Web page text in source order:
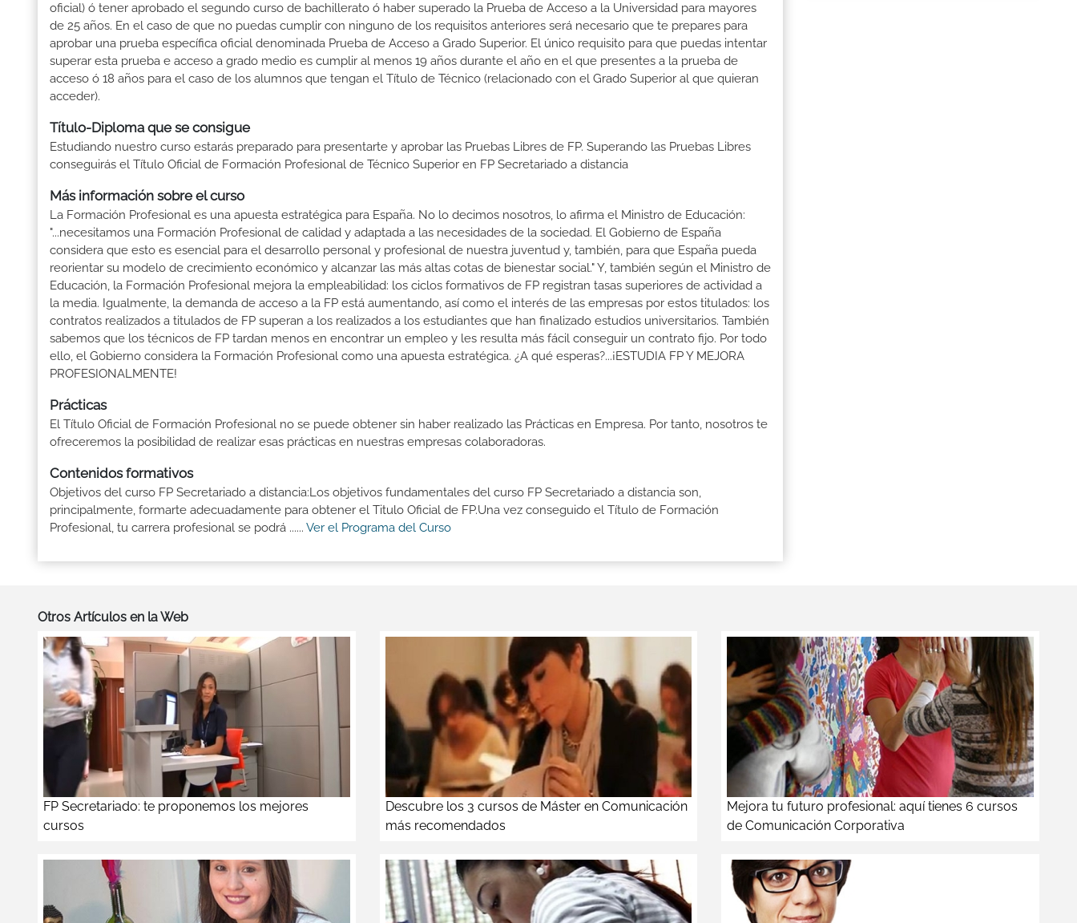
oficial) ó tener aprobado el segundo curso de bachillerato ó haber superado la Prueba de Acceso a la Universidad para mayores
de 25 años. En el caso de que no puedas cumplir con ninguno de los requisitos anteriores será necesario que te prepares para
aprobar una prueba específica oficial denominada Prueba de Acceso a Grado Superior. El único requisito para que puedas intentar
superar esta prueba e acceso a grado medio es cumplir al menos 19 años durante el año en el que presentes a la prueba de
acceso ó 18 años para el caso de los alumnos que tengan el Título de Técnico (relacionado con el Grado Superior al que quieran
acceder).
Título-Diploma que se consigue
Estudiando nuestro curso estarás preparado para presentarte y aprobar las Pruebas Libres de FP. Superando las Pruebas Libres
conseguirás el Título Oficial de Formación Profesional de Técnico Superior en FP Secretariado a distancia
Más información sobre el curso
La Formación Profesional es una apuesta estratégica para España. No lo decimos nosotros, lo afirma el Ministro de Educación:
"...necesitamos una Formación Profesional de calidad y adaptada a las necesidades de la sociedad. El Gobierno de España
considera que esto es esencial para el desarrollo personal y profesional de nuestra juventud y, también, para que España pueda
reorientar su modelo de crecimiento económico y alcanzar las más altas cotas de bienestar social." Y, también según el Ministro de
Educación, la Formación Profesional mejora la empleabilidad: los ciclos formativos de FP registran tasas superiores de actividad a
la media. Igualmente, la demanda de acceso a la FP está aumentando, así como el interés de las empresas por estos titulados: los
contratos realizados a titulados de FP superan a los realizados a los estudiantes que han finalizado estudios universitarios. También
sabemos que los técnicos de FP tardan menos en encontrar un empleo y les resulta más fácil conseguir un contrato fijo. Por todo
ello, el Gobierno considera la Formación Profesional como una apuesta estratégica. ¿A qué esperas?...¡ESTUDIA FP Y MEJORA
PROFESIONALMENTE!
Prácticas
El Título Oficial de Formación Profesional no se puede obtener sin haber realizado las Prácticas en Empresa. Por tanto, nosotros te
ofreceremos la posibilidad de realizar esas prácticas en nuestras empresas colaboradoras.
Contenidos formativos
Objetivos del curso FP Secretariado a distancia:Los objetivos fundamentales del curso FP Secretariado a distancia son,
principalmente, formarte adecuadamente para obtener el Titulo Oficial de FP.Una vez conseguido el Título de Formación
Profesional, tu carrera profesional se podrá ...... Ver el Programa del Curso
Otros Artículos en la Web
FP Secretariado: te proponemos los mejores
cursos
Descubre los 3 cursos de Máster en Comunicación
más recomendados
Mejora tu futuro profesional: aquí tienes 6 cursos
de Comunicación Corporativa